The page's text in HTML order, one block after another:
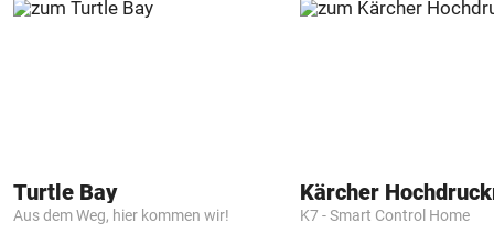
Turtle Bay
Aus dem Weg, hier kommen wir!
Kärcher
K7 - Smart Control Home